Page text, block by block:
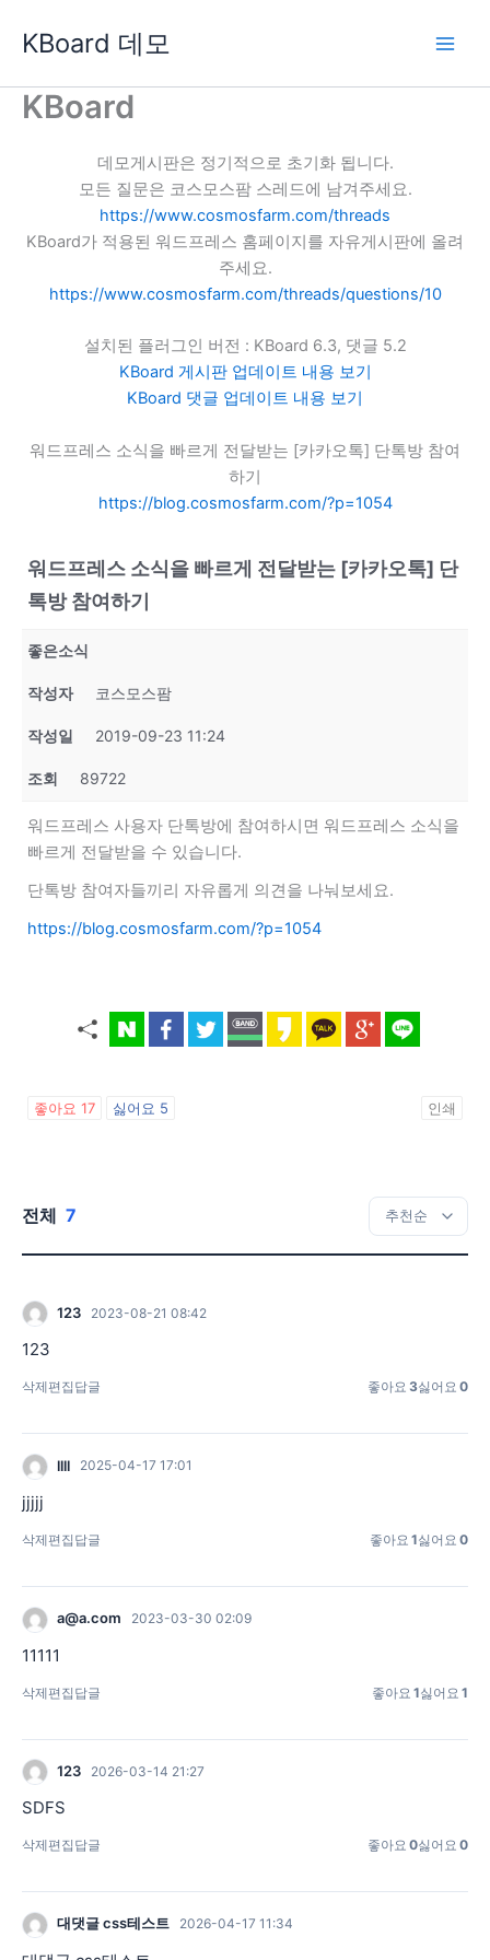
로
KBoard 데모
KBoard
데모게시판은 정기적으로 초기화 됩니다.
모든 질문은 코스모스팜 스레드에 남겨주세요.
https://www.cosmosfarm.com/threads
KBoard가 적용된 워드프레스 홈페이지를 자유게시판에 올려
주세요.
https://www.cosmosfarm.com/threads/questions/10
설치된 플러그인 버전 : KBoard 6.3, 댓글 5.2
KBoard 게시판 업데이트 내용 보기
KBoard 댓글 업데이트 내용 보기
워드프레스 소식을 빠르게 전달받는 [카카오톡] 단톡방 참여
하기
https://blog.cosmosfarm.com/?p=1054
워드프레스 소식을 빠르게 전달받는 [카카오톡] 단
톡방 참여하기
좋은소식
작성자 코스모스팜
작성일 2019-09-23 11:24
조회 89722
워드프레스 사용자 단톡방에 참여하시면 워드프레스 소식을
빠르게 전달받을 수 있습니다.
단톡방 참여자들끼리 자유롭게 의견을 나눠보세요.
https://blog.cosmosfarm.com/?p=1054
좋아요 17 싫어요 5 인쇄
전체 7
123 2023-08-21 08:42
123
삭제편집 답글 좋아요 3싫어요 0
llll 2025-04-17 17:01
jjjjj
삭제편집 답글 좋아요 1싫어요 0
a@a.com 2023-03-30 02:09
11111
삭제편집 답글 좋아요 1싫어요 1
123 2026-03-14 21:27
SDFS
삭제편집 답글 좋아요 0싫어요 0
대댓글 css테스트 2026-04-17 11:34